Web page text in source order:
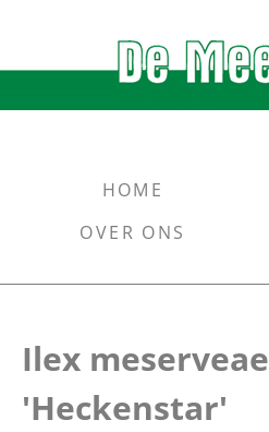
HOME
OVER ONS
Ilex meserveae
'Heckenstar'